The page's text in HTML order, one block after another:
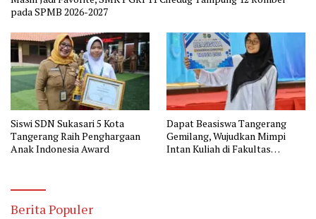
pada SPMB 2026-2027
Siswi SDN Sukasari 5 Kota
Tangerang Raih Penghargaan
Anak Indonesia Award
Dapat Beasiswa Tangerang
Gemilang, Wujudkan Mimpi
Intan Kuliah di Fakultas
Berita Populer